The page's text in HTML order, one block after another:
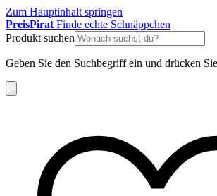
Zum Hauptinhalt springen
PreisPirat Finde echte Schnäppchen
Produkt suchen
Geben Sie den Suchbegriff ein und drücken